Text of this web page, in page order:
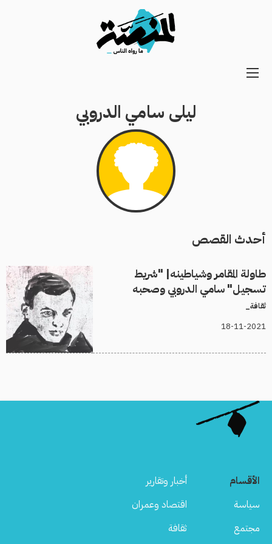
Main
ليلى سامي الدروبي
أحدث القصص
طاولة المقامر وشياطينه| "شريط
تسجيل" سامي الدروبي وصحبه
ثقافة_
18-11-2021
الأقسام
أخبار وتقارير
سياسة
اقتصاد وعمران
مجتمع
ثقافة